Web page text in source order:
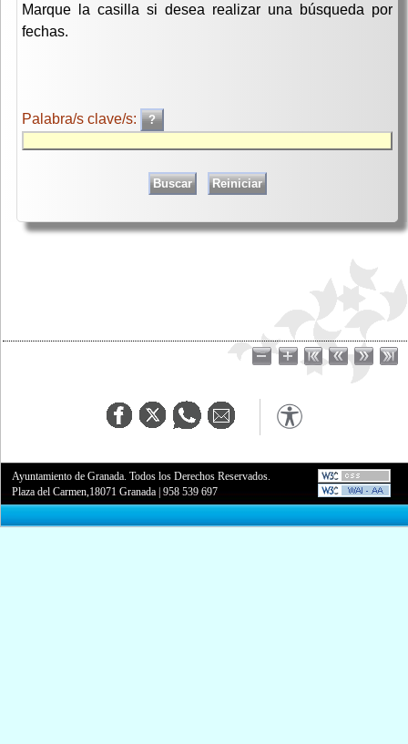
Marque la casilla si desea realizar una búsqueda por
fechas.
Palabra/s clave/s:
Ayuntamiento de Granada. Todos los Derechos Reservados.
Plaza del Carmen,18071 Granada |958 539 697